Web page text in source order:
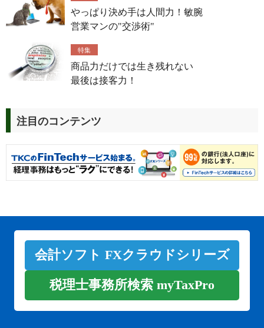
やっぱり決め手は人間力！敏腕
営業マンの"交渉術"
特集
商品力だけでは生き残れない
最後は接客力！
注目のコンテンツ
会計ソフト FXクラウドシリーズ
税理士事務所検索 myTaxPro